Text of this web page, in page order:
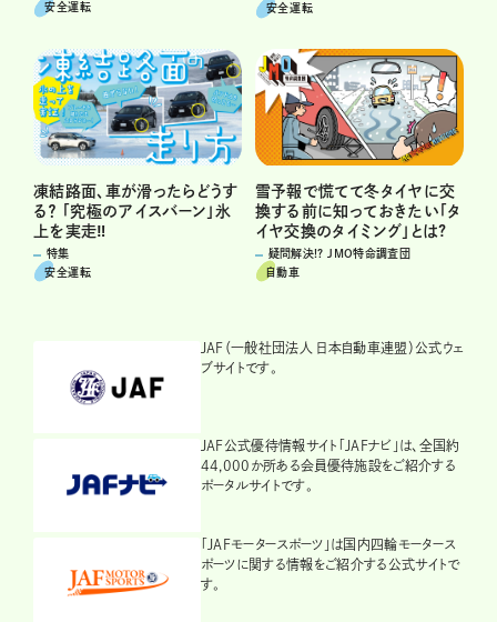
安全運転
安全運転
凍結路面、車が滑ったらどうす
る？ 「究極のアイスバーン」氷
上を実走‼
特集
安全運転
雪予報で慌てて冬タイヤに交
換する前に知っておきたい「タ
イヤ交換のタイミング」とは?
疑問解決!? JMO特命調査団
自動車
JAF（一般社団法人 日本自動車連盟）公式ウェ
ブサイトです。
JAF公式優待情報サイト「JAFナビ」は、全国約
44,000か所ある会員優待施設をご紹介する
ポータルサイトです。
「JAFモータースポーツ」は国内四輪モータース
ポーツに関する情報をご紹介する公式サイトで
す。